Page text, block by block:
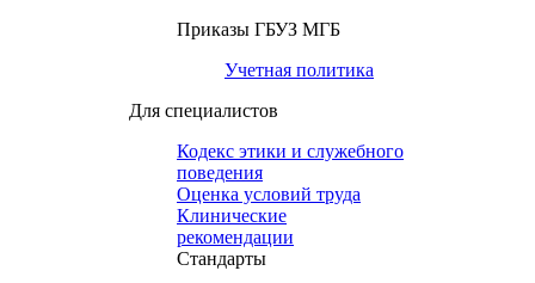
Приказы ГБУЗ МГБ
Учетная политика
Для специалистов
Кодекс этики и служебного
поведения
Оценка условий труда
Клинические
рекомендации
Cтандарты